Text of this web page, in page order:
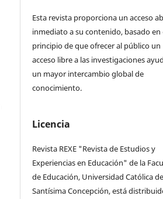
Esta revista proporciona un acceso
inmediato a su contenido, basado en
principio de que ofrecer al público un
acceso libre a las investigaciones
un mayor intercambio global de
conocimiento.
Licencia
Revista REXE "Revista de Estudios y
Experiencias en Educación" de la
de Educación, Universidad Católica
Santísima Concepción, está